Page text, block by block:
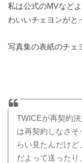
私は公式のMVなど
わいいチェヨンがと
写真集の表紙のチェ
TWICEが再契約
は再契約しなさそ
らい見たんだけど
だよって送ったり